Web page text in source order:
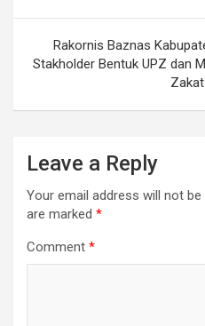
Rakornis Baznas
Stakholder Bentuk UPZ dan
Leave a Reply
Your email address will not be
are marked *
Comment *